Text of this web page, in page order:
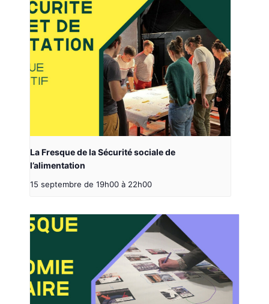
La Fresque de la Sécurité sociale de
l’alimentation
15 septembre de 19h00 à 22h00